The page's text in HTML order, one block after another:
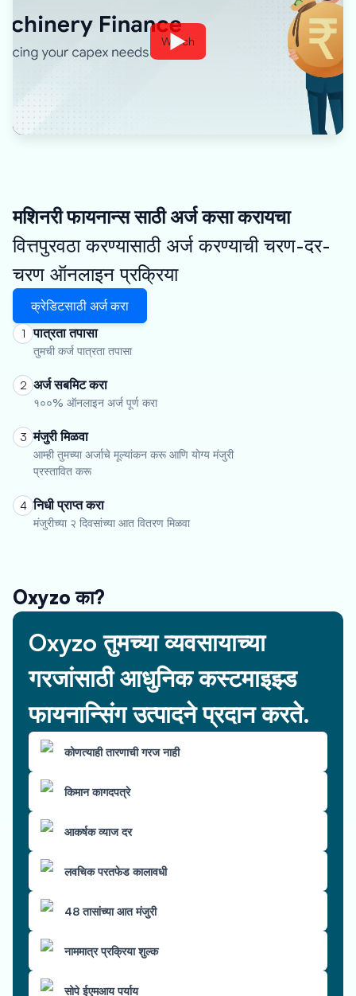
Watch
मशिनरी फायनान्स साठी अर्ज कसा करायचा
वित्तपुरवठा करण्यासाठी अर्ज करण्याची चरण-दर-
चरण ऑनलाइन प्रक्रिया
क्रेडिटसाठी अर्ज करा
1 पात्रता तपासा
तुमची कर्ज पात्रता तपासा
2 अर्ज सबमिट करा
१००% ऑनलाइन अर्ज पूर्ण करा
3 मंजुरी मिळवा
आम्ही तुमच्या अर्जाचे मूल्यांकन करू आणि योग्य मंजुरी
प्रस्तावित करू
4 निधी प्राप्त करा
मंजुरीच्या २ दिवसांच्या आत वितरण मिळवा
Oxyzo का?
Oxyzo तुमच्या व्यवसायाच्या
गरजांसाठी आधुनिक कस्टमाइझ्ड
फायनान्सिंग उत्पादने प्रदान करते.
कोणत्याही तारणाची गरज नाही
किमान कागदपत्रे
आकर्षक व्याज दर
लवचिक परतफेड कालावधी
48 तासांच्या आत मंजुरी
नाममात्र प्रक्रिया शुल्क
सोपे ईएमआय पर्याय